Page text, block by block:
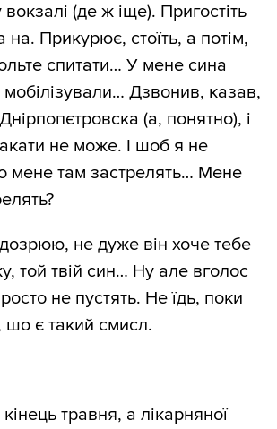
(де ж іще). Пригостіть
на. Прикурює, стоїть, а потім,
спитати… У мене сина
Дзвонив, казав,
(а, понятно), і
не може. І шоб я не
мене там застрелять… Мене
не дуже він хоче тебе
той твій син… Ну але вголос
не пустять. Не їдь, поки
шо є такий смисл.
травня, а лікарняної